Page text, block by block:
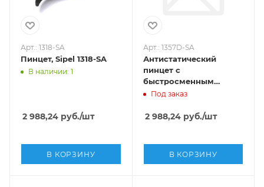
Арт.: 1318-SA
Пинцет, Sipel 1318-SA
В наличии: 1
2 988,24 руб./шт
В КОРЗИНУ
Арт.: 1357D-SA
Антистатический
пинцет с
быстросменным
наконечником,
Под заказ
2 988,24руб./шт
В КОРЗИНУ